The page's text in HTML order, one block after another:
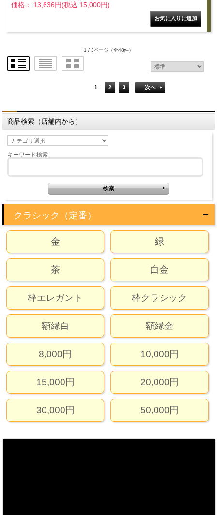
価格： 13,636円(税込 15,000円)
1 / 3ページ （全48件）
1 2 3 次へ
商品検索（店舗内から）
キーワード検索
クラシック（定番）
金
茶
枠エレガント
額縁白
8,000円
15,000円
30,000円
緑
白金
枠クラシック
額縁金
10,000円
20,000円
50,000円